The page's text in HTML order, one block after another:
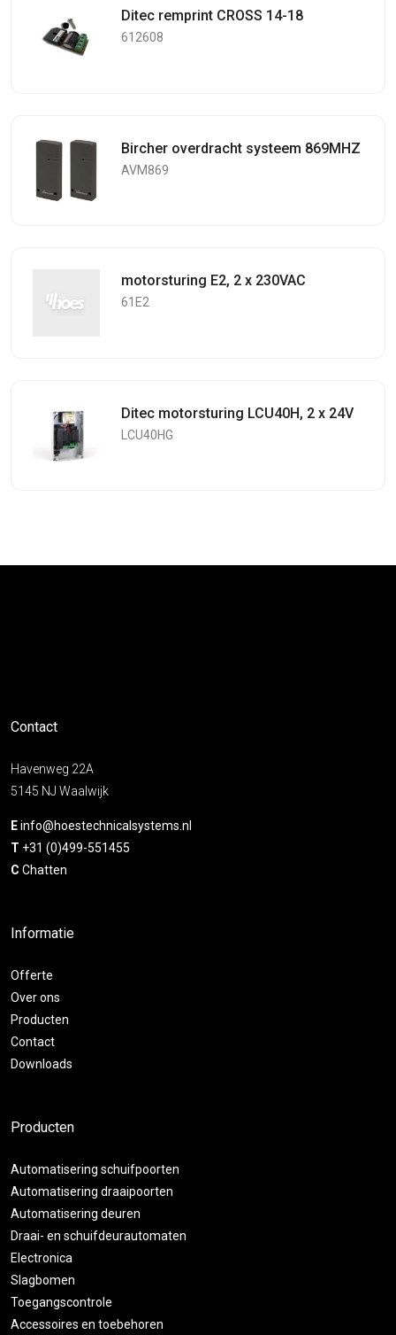
Ditec remprint CROSS 14-18
612608
Bircher overdracht systeem 869MHZ
AVM869
motorsturing E2, 2 x 230VAC
61E2
Ditec motorsturing LCU40H, 2 x 24V
LCU40HG
Contact
Havenweg 22A
5145 NJ Waalwijk
Einfo@hoestechnicalsystems.nl
T +31 (0)499-551455
C Chatten
Informatie
Offerte
Over ons
Producten
Contact
Downloads
Producten
Automatisering schuifpoorten
Automatisering draaipoorten
Automatisering deuren
Draai- en schuifdeurautomaten
Electronica
Slagbomen
Toegangscontrole
Accessoires en toebehoren